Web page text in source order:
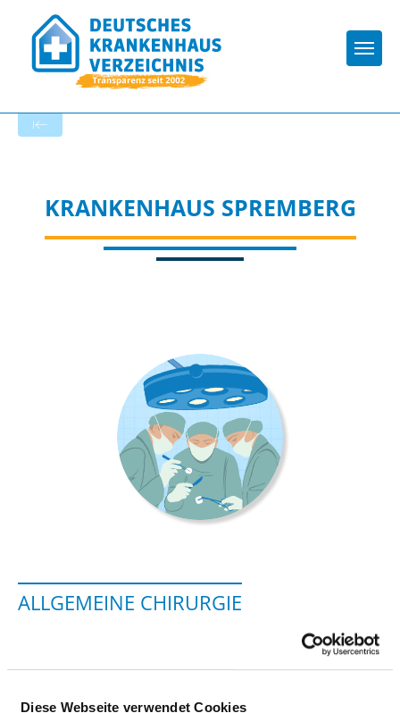
Diese Webseite verwendet Cookies
KRANKENHAUS SPREMBERG
ALLGEMEINE CHIRURGIE